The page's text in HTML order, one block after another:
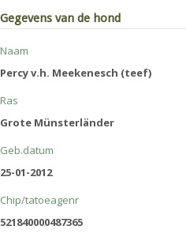
Gegevens van de hond
Naam
Percy v.h. Meekenesch (teef)
Ras
Grote Münsterländer
Geb.datum
25-01-2012
Chip/tatoeagenr
521840000487365